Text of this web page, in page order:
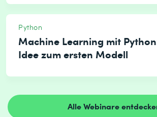
Python
Machine Learning mit
Idee zum ersten Modell
Alle Webinare